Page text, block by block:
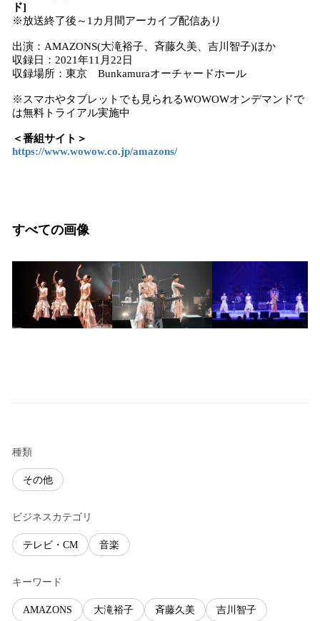
ド]
※放送終了後～1カ月間アーカイブ配信あり
出演：AMAZONS(大滝裕子、斉藤久美、吉川智子)ほか
収録日：2021年11月22日
収録場所：東京 Bunkamuraオーチャードホール
※スマホやタブレットでも見られるWOWOWオンデマンドで
は無料トライアル実施中
＜番組サイト＞
https://www.wowow.co.jp/amazons/
すべての画像
種類
その他
ビジネスカテゴリ
テレビ・CM 音楽
キーワード
AMAZONS 大滝裕子 斉藤久美 吉川智子